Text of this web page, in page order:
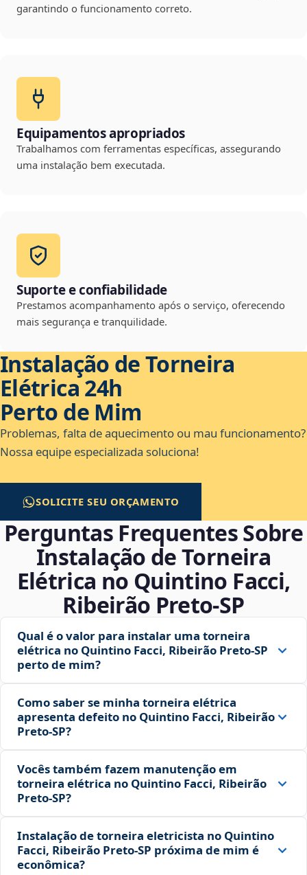
garantindo o funcionamento correto.
Equipamentos apropriados
Trabalhamos com ferramentas específicas, assegurando
uma instalação bem executada.
Suporte e confiabilidade
Prestamos acompanhamento após o serviço, oferecendo
mais segurança e tranquilidade.
Instalação de Torneira
Elétrica 24h
Perto de Mim
Problemas, falta de aquecimento ou mau funcionamento?
Nossa equipe especializada soluciona!
SOLICITE SEU ORÇAMENTO
Perguntas Frequentes Sobre
Instalação de Torneira
Elétrica no Quintino Facci,
Ribeirão Preto‑SP
Qual é o valor para instalar uma torneira
elétrica no Quintino Facci, Ribeirão Preto‑SP
perto de mim?
Como saber se minha torneira elétrica
apresenta defeito no Quintino Facci, Ribeirão
Preto‑SP?
Vocês também fazem manutenção em
torneira elétrica no Quintino Facci, Ribeirão
Preto‑SP?
Instalação de torneira eletricista no Quintino
Facci, Ribeirão Preto‑SP próxima de mim é
econômica?